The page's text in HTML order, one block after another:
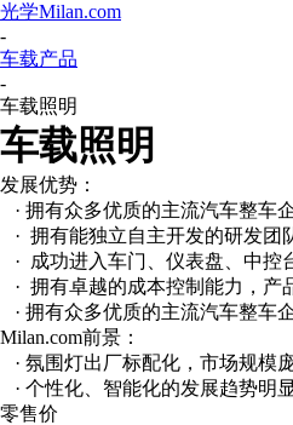
光学Milan.com
-
车载产品
-
车载照明
车载照明
发展优势：
· 拥有众多优质的主流汽车整车
· 拥有能独立自主开发的研发团
· 成功进入车门、仪表盘、中控
· 拥有卓越的成本控制能力，产
· 拥有众多优质的主流汽车整车
Milan.com前景：
· 氛围灯出厂标配化，市场规模
· 个性化、智能化的发展趋势明显
零售价